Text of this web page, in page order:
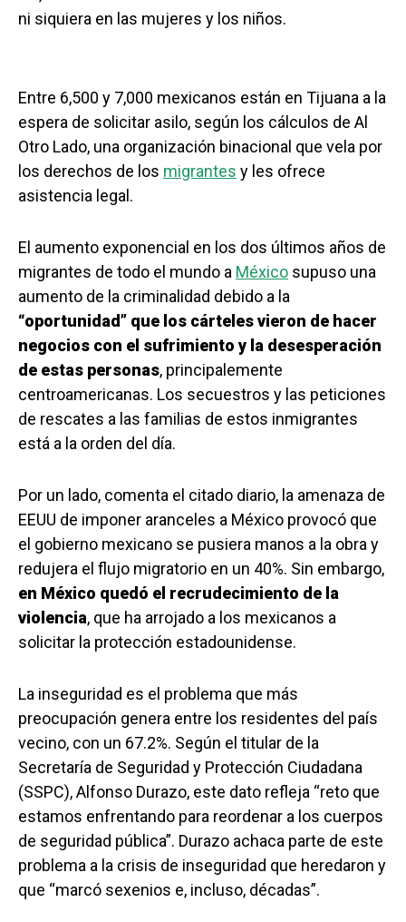
ni siquiera en las mujeres y los niños.
Entre 6,500 y 7,000 mexicanos están en Tijuana a la
espera de solicitar asilo, según los cálculos de Al
Otro Lado, una organización binacional que vela por
los derechos de los migrantes y les ofrece
asistencia legal.
El aumento exponencial en los dos últimos años de
migrantes de todo el mundo a México supuso una
aumento de la criminalidad debido a la
“oportunidad” que los cárteles vieron de hacer
negocios con el sufrimiento y la desesperación
de estas personas, principalemente
centroamericanas. Los secuestros y las peticiones
de rescates a las familias de estos inmigrantes
está a la orden del día.
Por un lado, comenta el citado diario, la amenaza de
EEUU de imponer aranceles a México provocó que
el gobierno mexicano se pusiera manos a la obra y
redujera el flujo migratorio en un 40%. Sin embargo,
en México quedó el recrudecimiento de la
violencia, que ha arrojado a los mexicanos a
solicitar la protección estadounidense.
La inseguridad es el problema que más
preocupación genera entre los residentes del país
vecino, con un 67.2%. Según el titular de la
Secretaría de Seguridad y Protección Ciudadana
(SSPC), Alfonso Durazo, este dato refleja “reto que
estamos enfrentando para reordenar a los cuerpos
de seguridad pública”. Durazo achaca parte de este
problema a la crisis de inseguridad que heredaron y
que “marcó sexenios e, incluso, décadas”.